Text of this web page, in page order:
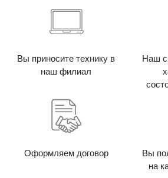
Вы приносите технику в
наш филиал
Наш
Оформляем договор
Вы
на